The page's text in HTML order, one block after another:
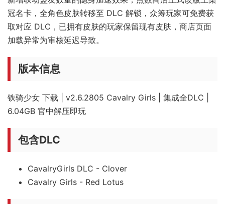
冠名卡，全角色皮肤转移至 DLC 解锁，众筹玩家可免费获
取对应 DLC，已拥有皮肤的玩家保留现有皮肤，商店页面
加载异常为审核延迟导致。
版本信息
铁骑少女 下载 | v2.6.2805 Cavalry Girls | 集成全DLC |
6.04GB 官中解压即玩
包含DLC
CavalryGirls DLC - Clover
Cavalry Girls - Red Lotus